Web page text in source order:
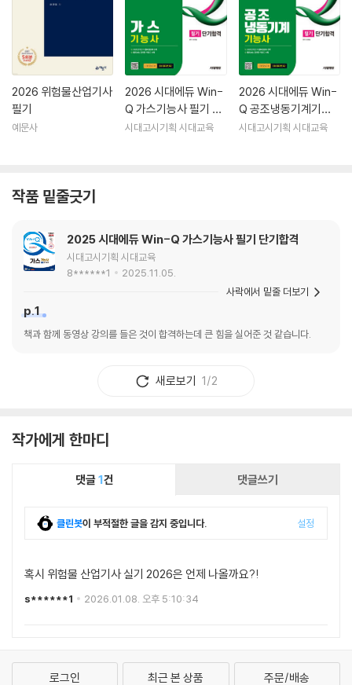
2026 위험물산업기사
필기
예문사
2026 시대에듀 Win-
Q 가스기능사 필기 단
기합격
시대고시기획 시대교육
2026 시대에듀 Win-
Q 공조냉동기계기능
사 필기 단기합격
시대고시기획 시대교육
작품 밑줄긋기
2025 시대에듀 Win-Q 가스기능사 필기 단기합격
시대고시기획 시대교육
8******1
2025.11.05.
p.1
책과 함께 동영상 강의를 들은 것이 합격하는데 큰 힘을 실어준 것 같습니다.
사락에서 밑줄 더보기
새로보기 1/2
작가에게 한마디
댓글1건 댓글쓰기
클린봇이 부적절한 글을 감지 중입니다. 설정
혹시 위험물 산업기사 실기 2026은 언제 나올까요?!
s******1 2026.01.08. 오후 5:10:34
로그인 최근 본 상품 주문/배송